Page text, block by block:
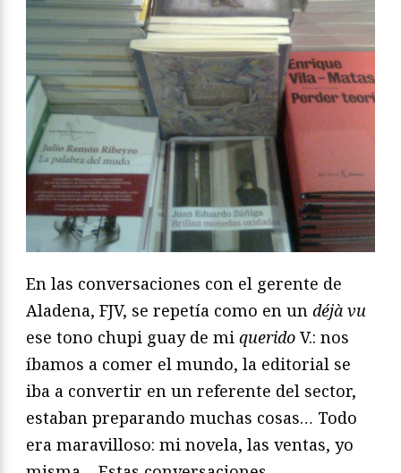
En las conversaciones con el gerente de
Aladena, FJV, se repetía como en un déjà vu
ese tono chupi guay de mi querido V.: nos
íbamos a comer el mundo, la editorial se
iba a convertir en un referente del sector,
estaban preparando muchas cosas… Todo
era maravilloso: mi novela, las ventas, yo